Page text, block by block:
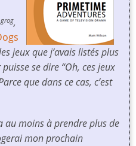
grog,
jeux que j’avais listés plus
se dire “Oh, ces jeux
que dans ce cas, c’est
au moins à prendre plus de
mon prochain